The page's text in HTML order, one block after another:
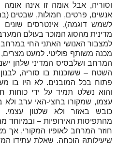
וסוריה, אבל אומה זו אינהּ אומה
אנשים, פרטים, חמולות, שבטים
לשמש דוגמה), אינטרסים שונים
מדינית מהסוג המוכר בעולם
למצבור האנושי האתני החי
מכנה משותף פוליטי. למעט מצרים,
המרחב ושלבסיס המדיני שלהן
השטח – ששוכנות בו סוריה,
פתוח בכל המובנים. לא היו בו
והוא נשלט תמיד על ידי כוחות
עצמו, שמקורו בחצי-האי ערב
כובש באזור ולא שלטון
מהתפיסות האירופיות –
חוזר המרחב לאופיו המקורי, אך
שיעילותהּ הוכחה. שאלת עתידו